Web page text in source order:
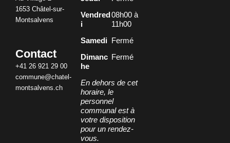
1653 Châtel-sur-
Montsalvens
Contact
+41 26 921 29 00
commune@chatel-
montsalvens.ch
Vendred
i
08h00 à
11h00
Samedi
Fermé
Dimanc
he
Fermé
En dehors de cet
horaire, le
personnel
communal est à
votre disposition
pour un rendez-
vous.